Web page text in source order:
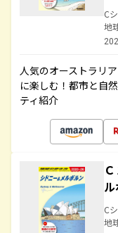
C
地
人気のオーストラリ
に楽しむ！都市と自
ティ紹介
C
地